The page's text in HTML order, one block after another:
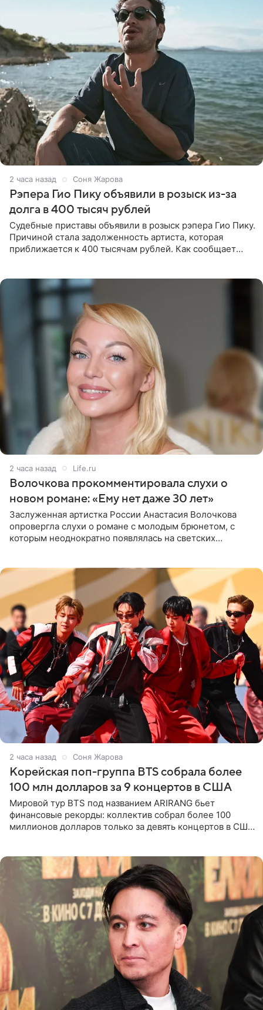
2 часа назад Соня Жарова
Рэпера Гио Пику объявили в розыск из-за
долга в 400 тысяч рублей
Судебные приставы объявили в розыск рэпера Гио Пику.
Причиной стала задолженность артиста, которая
приближается к 400 тысячам рублей. Как сообщает
2 часа назад Life.ru
Волочкова прокомментировала слухи о
новом романе: «Ему нет даже 30 лет»
Заслуженная артистка России Анастасия Волочкова
опровергла слухи о романе с молодым брюнетом, с
которым неоднократно появлялась на светских
2 часа назад Соня Жарова
Корейская поп-группа BTS собрала более
100 млн долларов за 9 концертов в США
Мировой тур BTS под названием ARIRANG бьет
финансовые рекорды: коллектив собрал более 100
миллионов долларов только за девять концертов в США.